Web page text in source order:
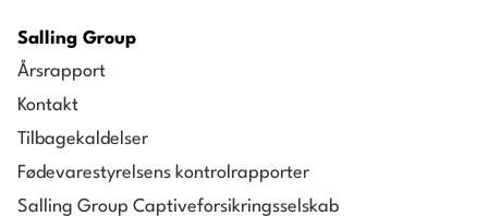
Salling Group
Årsrapport
Kontakt
Tilbagekaldelser
Fødevarestyrelsens kontrolrapporter
Salling Group Captiveforsikringsselskab